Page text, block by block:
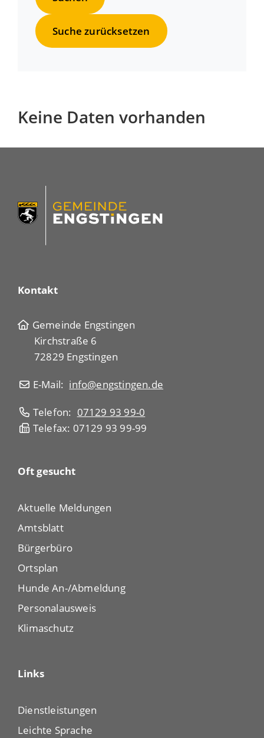
Suche zurücksetzen
Keine Daten vorhanden
Kontakt
Gemeinde Engstingen
Kirchstraße 6
72829 Engstingen
E-Mail: info@engstingen.de
Telefon: 07129 93 99-0
Telefax: 07129 93 99-99
Oft gesucht
Aktuelle Meldungen
Amtsblatt
Bürgerbüro
Ortsplan
Hunde An-/Abmeldung
Personalausweis
Klimaschutz
Links
Dienstleistungen
Leichte Sprache